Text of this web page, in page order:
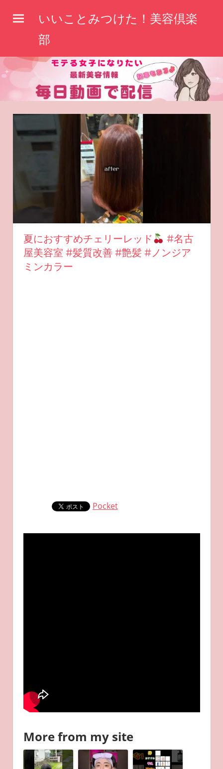
へ
いいことみつけた！美容倶楽
部
夏におすすめチェリーレッド
#名古
屋美容室 #髪質改善 #艶髪 #ノンジア
ミンカラー
Pocket
More from my site